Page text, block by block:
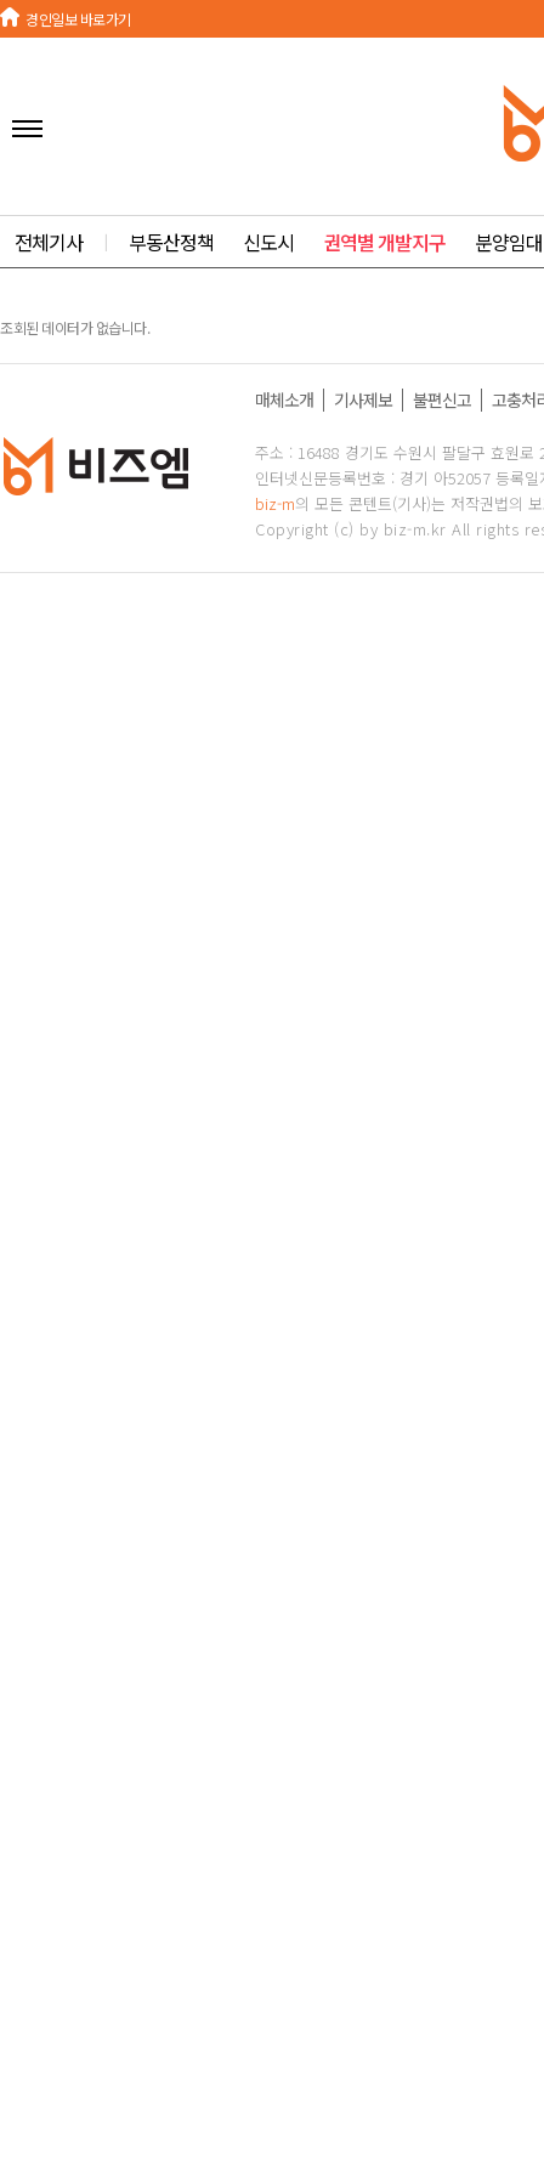
경인일보 바로가기
전체기사 ㅣ 부동산정책 신도시 권역별 개발지구 분양임대
조회된 데이터가 없습니다.
매체소개 기사제보 불편신고 고충처
주소 : 16488 경기도 수원시 팔달구 효원
인터넷신문등록번호 : 경기 아52057 등록
biz-m의 모든 콘텐트(기사)는 저작권법의
Copyright (c) by biz-m.kr All rights